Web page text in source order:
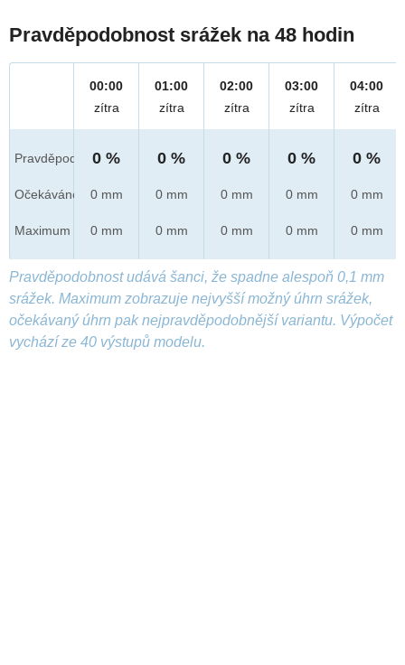
Pravděpodobnost srážek na 48 hodin
Pravděpod.
Očekáváno
Maximum
00:00
zítra
0 %
0 mm
0 mm
01:00
zítra
0 %
0 mm
0 mm
02:00
zítra
0 %
0 mm
0 mm
03:00
zítra
0 %
0 mm
0 mm
04:00
zítra
0 %
0 mm
0 mm
Pravděpodobnost udává šanci, že spadne alespoň 0,1 mm
srážek. Maximum zobrazuje nejvyšší možný úhrn srážek,
očekávaný úhrn pak nejpravděpodobnější variantu. Výpočet
vychází ze 40 výstupů modelu.